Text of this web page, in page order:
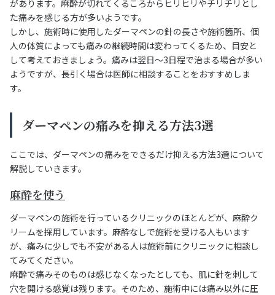
があります。麻酔が切れてくるころからヒリヒリやチリチリとし
た痛みを感じる方が多いようです。
しかし、施術時に使用したダーマペンの針の長さや施術箇所、個
人の体質によっても痛みの継続時間は変わってくるため、目安と
して考えておきましょう。痛みは翌日〜3日程で治まる場合が多い
ようですが、長引く場合は医師に相談することをおすすめしま
す。
ダーマペンの痛みを抑える方法3選
ここでは、ダーマペンの痛みをできるだけ抑える方法3選について
解説していきます。
麻酔を使う
ダーマペンの施術を行っているクリニックのほとんどが、麻酔ク
リームを採用しています。麻酔なしで施術を受ける人もいます
が、痛みに少しでも不安がある人は施術前にクリニックに相談し
てみてください。
麻酔で痛みそのものは感じなくなったとしても、肌に針を刺して
穴を開ける感覚は残ります。そのため、施術中には痛み以外に圧